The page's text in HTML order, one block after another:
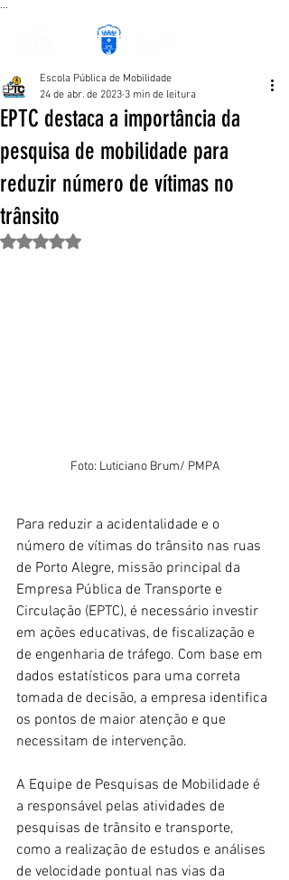
EPTC destaca a importância da
pesquisa de mobilidade para
reduzir número de vítimas no
trânsito
Escola Pública de Mobilidade
24 de abr. de 2023 3 min de leitura
Avaliado com NaN de 5 estrelas.
Foto: Luticiano Brum/ PMPA
Para reduzir a acidentalidade e o
número de vítimas do trânsito nas ruas
de Porto Alegre, missão principal da
Empresa Pública de Transporte e
Circulação (EPTC), é necessário investir
em ações educativas, de fiscalização e
de engenharia de tráfego. Com base em
dados estatísticos para uma correta
tomada de decisão, a empresa identifica
os pontos de maior atenção e que
necessitam de intervenção.
A Equipe de Pesquisas de Mobilidade é
a responsável pelas atividades de
pesquisas de trânsito e transporte,
como a realização de estudos e análises
de velocidade pontual nas vias da